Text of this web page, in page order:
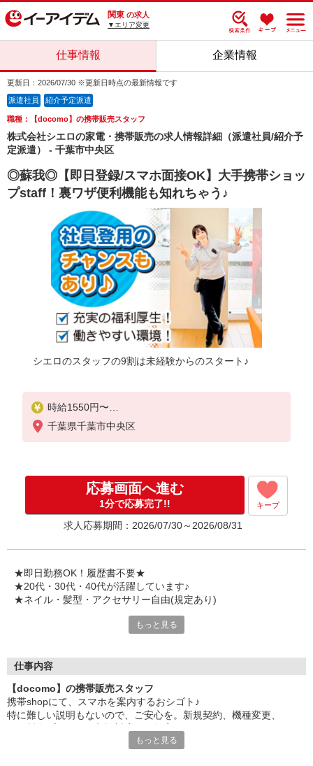
関東 の求人
▼エリア変更
仕事情報 企業情報
更新日：2026/07/30 ※更新日時点の最新情報です
派遣社員 紹介予定派遣
職種：【docomo】の携帯販売スタッフ
株式会社シエロの家電・携帯販売の求人情報詳細（派遣社員/紹介予
定派遣） - 千葉市中央区
◎蘇我◎【即日登録/スマホ面接OK】大手携帯ショッ
プstaff！裏ワザ便利機能も知れちゃう♪
シエロのスタッフの9割は未経験からのスタート♪
時給1550円〜
※残業代支給
★交通費別途支給（規定あり）
入社祝い金10万円支給(規定有)
お友達を紹介頂くと,
インセンティブ支給(規定有)
゜・。○。・゜+゜・。○。・゜+゜
千葉県千葉市中央区
応募画面へ進む
1分で応募完了!! キープ
求人応募期間：2026/07/30～2026/08/31
★即日勤務OK！履歴書不要★
★20代・30代・40代が活躍しています♪
★ネイル・髪型・アクセサリー自由(規定あり)
でも心配ご無用！
お互いに教え合ったり、フォローしあったりする
和気あいあいとした人間関係がある店舗ばかり！
皆で一緒にステップアップしましょう♪
【選べるお仕事いろいろ】
もっと見る
仕事内容
【docomo】の携帯販売スタッフ
携帯shopにて、スマホを案内するおシゴト♪
特に難しい説明もないので、ご安心を。新規契約、機種変更、
もっと見る